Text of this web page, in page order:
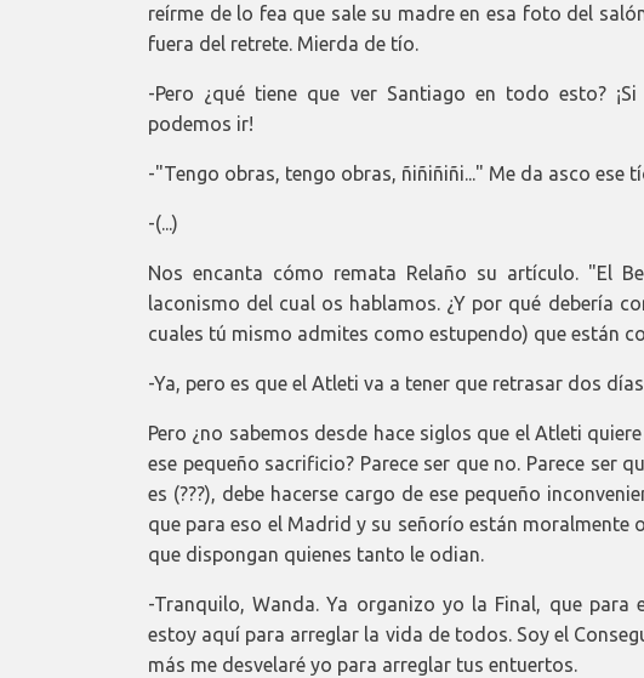
reírme de lo fea que sale su madre en esa foto del
fuera del retrete. Mierda de tío.
-Pero ¿qué tiene que ver Santiago en todo esto?
podemos ir!
-"Tengo obras, tengo obras, ñiñiñiñi..." Me da asco ese
-(...)
Nos encanta cómo remata Relaño su artículo. "El
laconismo del cual os hablamos. ¿Y por qué debería
cuales tú mismo admites como estupendo) que están
-Ya, pero es que el Atleti va a tener que retrasar dos
Pero ¿no sabemos desde hace siglos que el Atleti
ese pequeño sacrificio? Parece ser que no. Parece ser
es (???), debe hacerse cargo de ese pequeño
que para eso el Madrid y su señorío están moralmente
que dispongan quienes tanto le odian.
-Tranquilo, Wanda. Ya organizo yo la Final, que
estoy aquí para arreglar la vida de todos. Soy el
más me desvelaré yo para arreglar tus entuertos.